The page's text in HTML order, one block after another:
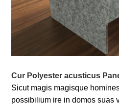
Cur Polyester acusticus
Sicut magis magisque
possibilium ire in domos suas